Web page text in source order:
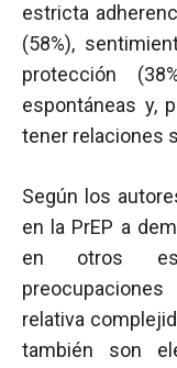
estricta
(58%),
protección
espontáneas y,
tener relaciones
Según los
en la PrEP a
en otros
relativa
también son